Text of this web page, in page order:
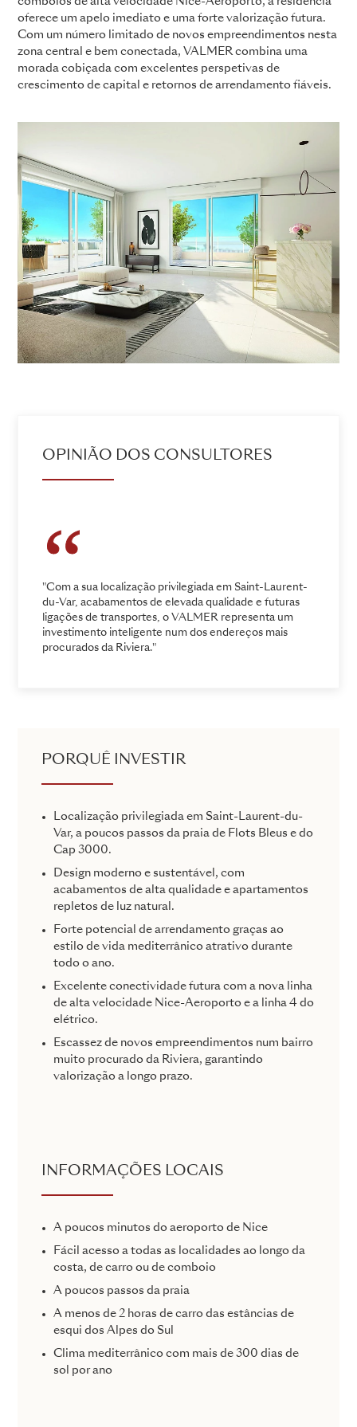
oferece um apelo imediato e uma forte valorização futura.
Com um número limitado de novos empreendimentos nesta
zona central e bem conectada, VALMER combina uma
morada cobiçada com excelentes perspetivas de
crescimento de capital e retornos de arrendamento fiáveis.
OPINIÃO DOS CONSULTORES
"Com a sua localização privilegiada em Saint-Laurent-
du-Var, acabamentos de elevada qualidade e futuras
ligações de transportes, o VALMER representa um
investimento inteligente num dos endereços mais
procurados da Riviera."
PORQUÊ INVESTIR
Localização privilegiada em Saint-Laurent-du-
Var, a poucos passos da praia de Flots Bleus e do
Cap 3000.
Design moderno e sustentável, com
acabamentos de alta qualidade e apartamentos
repletos de luz natural.
Forte potencial de arrendamento graças ao
estilo de vida mediterrânico atrativo durante
todo o ano.
Excelente conectividade futura com a nova linha
de alta velocidade Nice-Aeroporto e a linha 4 do
elétrico.
Escassez de novos empreendimentos num bairro
muito procurado da Riviera, garantindo
valorização a longo prazo.
INFORMAÇÕES LOCAIS
A poucos minutos do aeroporto de Nice
Fácil acesso a todas as localidades ao longo da
costa, de carro ou de comboio
A poucos passos da praia
A menos de 2 horas de carro das estâncias de
esqui dos Alpes do Sul
Clima mediterrânico com mais de 300 dias de
sol por ano